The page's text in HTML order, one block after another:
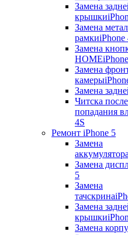
Замена
крышки
Замена
рамкиiPhone
Замена
HOME
Замена
камеры
Замена
Читска после
попадания
4S
Ремонт iPhone 5
Замена
аккумулятора
Замена
5
Замена
тачскрина
Замена
крышки
Замена